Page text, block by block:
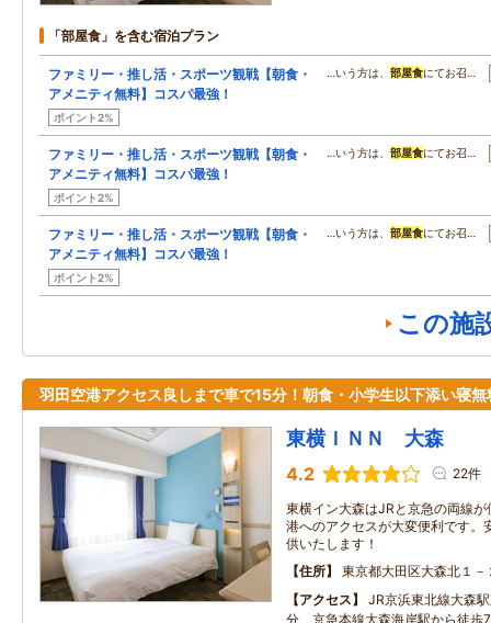
「部屋食」を含む宿泊プラン
ファミリー・推し活・スポーツ観戦【朝食・
アメニティ無料】コスパ最強！
ポイント2%
…いう方は、 部屋食にてお召…
ファミリー・推し活・スポーツ観戦【朝食・
アメニティ無料】コスパ最強！
ポイント2%
…いう方は、 部屋食にてお召…
ファミリー・推し活・スポーツ観戦【朝食・
アメニティ無料】コスパ最強！
ポイント2%
…いう方は、 部屋食にてお召…
この施
羽田空港アクセス良しまで車で15分！朝食・小学生以下添い寝無
東横ＩＮＮ 大森
4.2 22件
東横イン大森はJRと京急の両線
港へのアクセスが大変便利です。
供いたします！
住所
東京都大田区大森北１－
アクセス
JR京浜東北線大森
分、京急本線大森海岸駅から徒歩